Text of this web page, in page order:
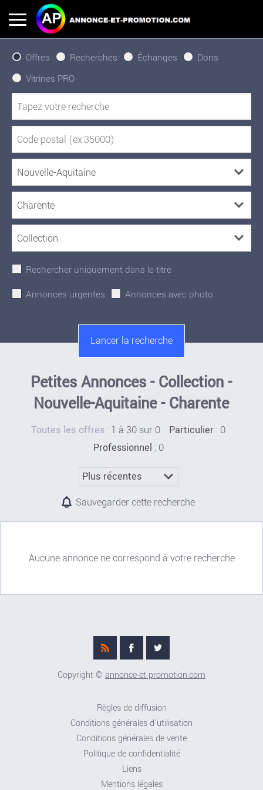
Offres Recherches Échanges
Dons
Vitrines PRO
Rechercher uniquement dans le titre
Annonces urgentes
Annonces avec photo
Petites Annonces - Collection -
Nouvelle-Aquitaine - Charente
Toutes les offres : 1 à 30 sur 0 Particulier : 0
Professionnel : 0
Sauvegarder cette recherche
Aucune annonce ne correspond à votre recherche
Copyright © annonce-et-promotion.com
Règles de diffusion
Conditions générales d'utilisation
Conditions générales de vente
Politique de confidentialité
Liens
Mentions légales